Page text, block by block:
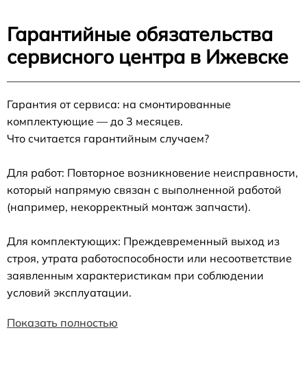
Гарантийные обязательства
сервисного центра в Ижевске
Гарантия от сервиса: на смонтированные
комплектующие — до 3 месяцев.
Что считается гарантийным случаем?
Для работ: Повторное возникновение неисправности,
который напрямую связан с выполненной работой
(например, некорректный монтаж запчасти).
Для комплектующих: Преждевременный выход из
строя, утрата работоспособности или несоответствие
заявленным характеристикам при соблюдении
условий эксплуатации.
Показать полностью